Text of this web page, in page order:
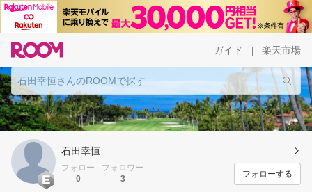
ガイド 楽天市場
石田幸恒
フォロー
0
フォロワー
3
フォローする